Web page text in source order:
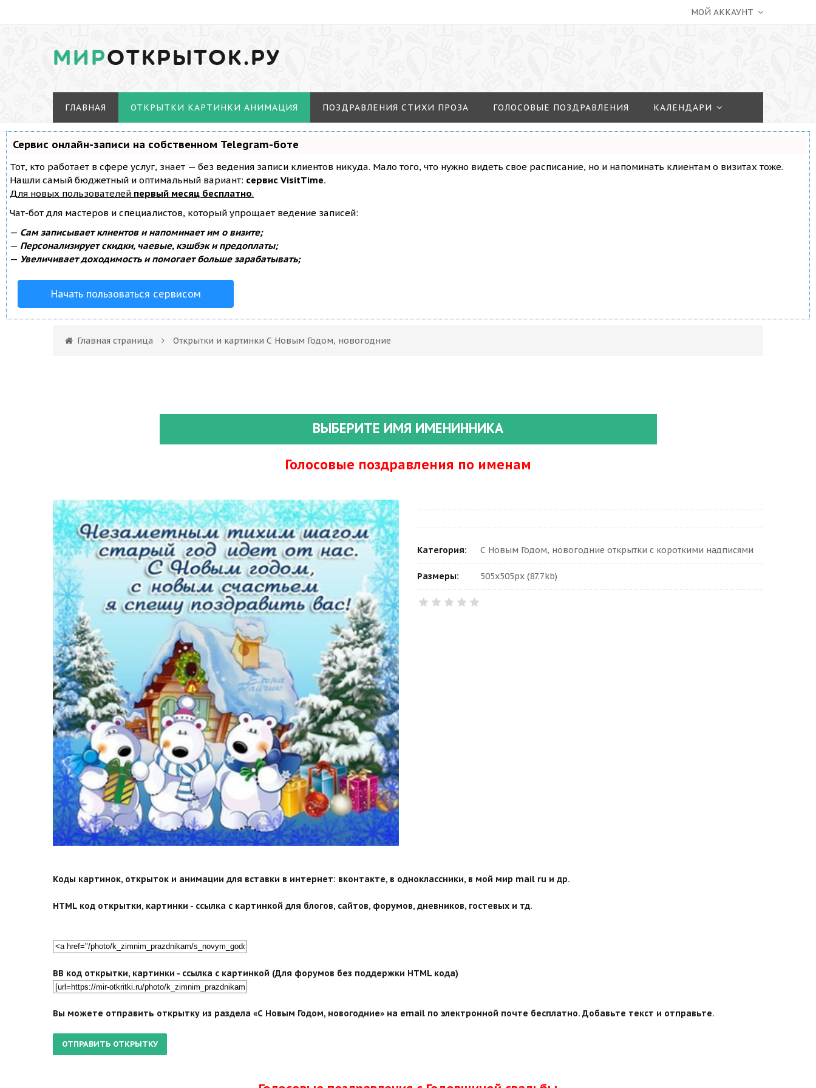
МОЙ АККАУНТ
МИРОТКРЫТОК.РУ
ГЛАВНАЯ ОТКРЫТКИ КАРТИНКИ АНИМАЦИЯ ПОЗДРАВЛЕНИЯ СТИХИ ПРОЗА ГОЛОСОВЫЕ ПОЗДРАВЛЕНИЯ КАЛЕНДАРИ
Сервис онлайн-записи на собственном Telegram-боте
Тот, кто работает в сфере услуг, знает — без ведения записи клиентов никуда. Мало того, что нужно видеть свое расписание, но и напоминать клиентам о визитах тоже.
Нашли самый бюджетный и оптимальный вариант: сервис VisitTime.
Для новых пользователей первый месяц бесплатно.
Чат-бот для мастеров и специалистов, который упрощает ведение записей:
— Сам записывает клиентов и напоминает им о визите;
— Персонализирует скидки, чаевые, кэшбэк и предоплаты;
— Увеличивает доходимость и помогает больше зарабатывать;
Начать пользоваться сервисом
Главная страница Открытки и картинки С Новым Годом, новогодние
ВЫБЕРИТЕ ИМЯ ИМЕНИННИКА
Голосовые поздравления по именам
Категория: С Новым Годом, новогодние открытки с короткими надписями
Размеры: 505x505px (87.7kb)
Коды картинок, открыток и анимации для вставки в интернет: вконтакте, в одноклассники, в мой мир mail ru и др.
HTML код открытки, картинки - ссылка с картинкой для блогов, сайтов, форумов, дневников, гостевых и тд.
BB код открытки, картинки - ссылка с картинкой (Для форумов без поддержки HTML кода)
Вы можете отправить открытку из раздела «С Новым Годом, новогодние» на email по электронной почте бесплатно. Добавьте текст и отправьте.